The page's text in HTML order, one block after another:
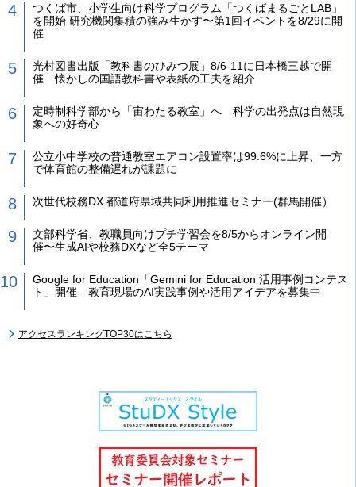
つくば市、小学生向け科学プログラム「つくばまるごとLAB」
を開始 研究機関集積の強み生かす〜第1回イベントを8/29に開
催
光村図書出版「教科書のひみつ展」8/6-11に日本橋三越で開
催 懐かしの国語教科書や表紙の工夫を紹介
定時制科学部から「宙わたる教室」へ 科学の出発点は自然現
象への好奇心
公立小中学校の普通教室エアコン設置率は99.6%に上昇、一方
で体育館の整備遅れが課題に
次世代校務DX 都道府県域共同利用推進セミナー(群馬開催）
文部科学省、教職員向けプチ学習会を8/5からオンライン開
催〜生成AIや校務DXなど全5テーマ
Google for Education「Gemini for Education 活用事例コンテス
ト」開催 教育現場のAI実践事例や活用アイデアを募集中
アクセスランキングTOP30はこちら